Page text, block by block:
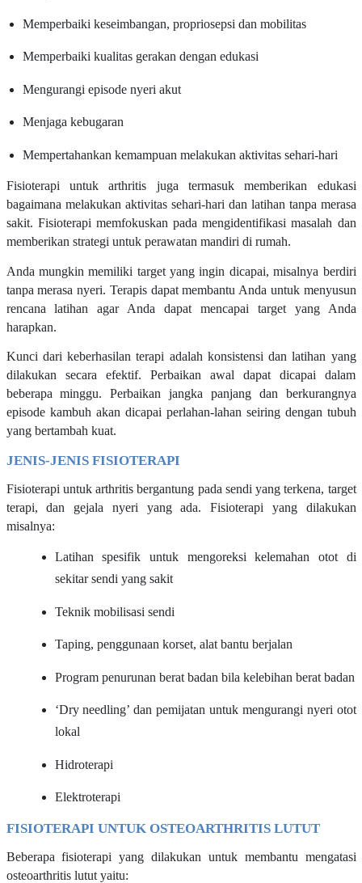
Memperbaiki keseimbangan, propriosepsi dan mobilitas
Memperbaiki kualitas gerakan dengan edukasi
Mengurangi episode nyeri akut
Menjaga kebugaran
Mempertahankan kemampuan melakukan aktivitas sehari-hari
Fisioterapi untuk arthritis juga termasuk memberikan edukasi
bagaimana melakukan aktivitas sehari-hari dan latihan tanpa merasa
sakit. Fisioterapi memfokuskan pada mengidentifikasi masalah dan
memberikan strategi untuk perawatan mandiri di rumah.
Anda mungkin memiliki target yang ingin dicapai, misalnya berdiri
tanpa merasa nyeri. Terapis dapat membantu Anda untuk menyusun
rencana latihan agar Anda dapat mencapai target yang Anda
harapkan.
Kunci dari keberhasilan terapi adalah konsistensi dan latihan yang
dilakukan secara efektif. Perbaikan awal dapat dicapai dalam
beberapa minggu. Perbaikan jangka panjang dan berkurangnya
episode kambuh akan dicapai perlahan-lahan seiring dengan tubuh
yang bertambah kuat.
JENIS-JENIS FISIOTERAPI
Fisioterapi untuk arthritis bergantung pada sendi yang terkena, target
terapi, dan gejala nyeri yang ada. Fisioterapi yang dilakukan
misalnya:
Latihan spesifik untuk mengoreksi kelemahan otot di
sekitar sendi yang sakit
Teknik mobilisasi sendi
Taping, penggunaan korset, alat bantu berjalan
Program penurunan berat badan bila kelebihan berat badan
‘Dry needling’ dan pemijatan untuk mengurangi nyeri otot
lokal
Hidroterapi
Elektroterapi
FISIOTERAPI UNTUK OSTEOARTHRITIS LUTUT
Beberapa fisioterapi yang dilakukan untuk membantu mengatasi
osteoarthritis lutut yaitu: